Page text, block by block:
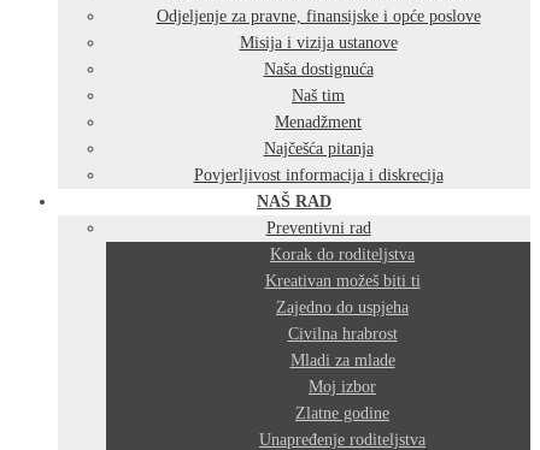
Odjeljenje za pravne, finansijske i opće poslove
Misija i vizija ustanove
Naša dostignuća
Naš tim
Menadžment
Najčešća pitanja
Povjerljivost informacija i diskrecija
NAŠ RAD
Preventivni rad
Korak do roditeljstva
Kreativan možeš biti ti
Zajedno do uspjeha
Civilna hrabrost
Mladi za mlade
Moj izbor
Zlatne godine
Unapređenje roditeljstva